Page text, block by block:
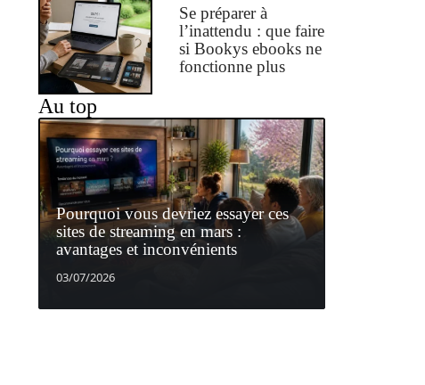
Se préparer à
l’inattendu : que faire
si Bookys ebooks ne
fonctionne plus
Au top
Pourquoi vous devriez essayer ces
sites de streaming en mars :
avantages et inconvénients
03/07/2026